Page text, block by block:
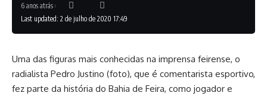
Last updated: 2 de julho de 2020 17:49
6 anos atrás
Uma das figuras mais conhecidas na imprensa feirense, o
radialista Pedro Justino (foto), que é comentarista esportivo,
fez parte da história do Bahia de Feira, como jogador e